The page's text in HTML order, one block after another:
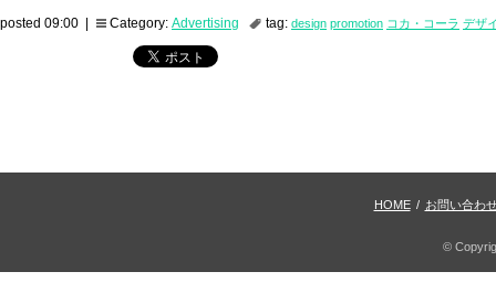
posted 09:00 | Category: Advertising tag: design promotion コカ・コーラ デザ
HOME / お問い合わ
©